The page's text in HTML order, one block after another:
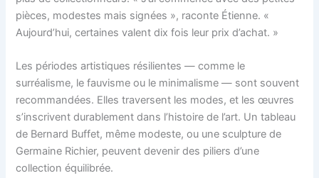
pièces, modestes mais signées », raconte Étienne. «
Aujourd’hui, certaines valent dix fois leur prix d’achat. »
Les périodes artistiques résilientes — comme le
surréalisme, le fauvisme ou le minimalisme — sont souvent
recommandées. Elles traversent les modes, et les œuvres
s’inscrivent durablement dans l’histoire de l’art. Un tableau
de Bernard Buffet, même modeste, ou une sculpture de
Germaine Richier, peuvent devenir des piliers d’une
collection équilibrée.